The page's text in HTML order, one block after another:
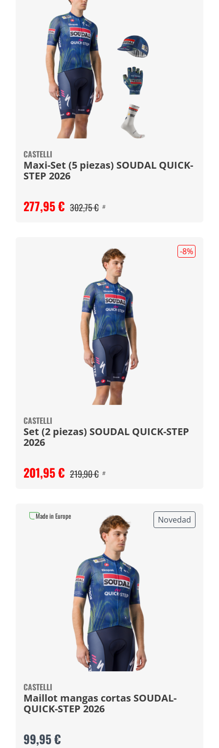
CASTELLI
Maxi-Set (5 piezas) SOUDAL QUICK-
STEP 2026
277,95 € 302,75 € #
-8%
CASTELLI
Set (2 piezas) SOUDAL QUICK-STEP
2026
201,95 € 219,90 € #
Novedad
CASTELLI
Maillot mangas cortas SOUDAL-
QUICK-STEP 2026
99,95 €
Made in Europe